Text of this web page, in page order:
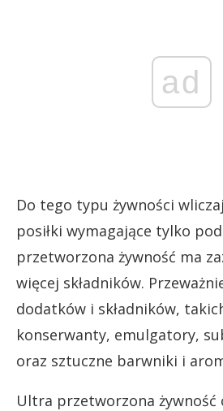
ad
Do tego typu żywności
posiłki wymagające tylko
przetworzona żywność ma
więcej składników.
dodatków i składników,
konserwanty, emulgatory,
oraz sztuczne barwniki i
Ultra przetworzona żywność